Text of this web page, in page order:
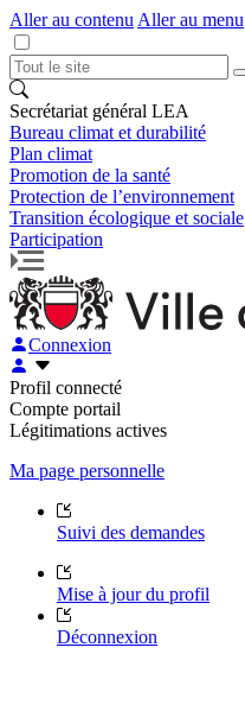
Aller au contenu Aller au menu
Secrétariat général LEA
Bureau climat et durabilité
Plan climat
Promotion de la santé
Protection de l’environnement
Transition écologique et sociale
Participation
Connexion
Profil connecté
Compte portail
Légitimations actives
Ma page personnelle
Suivi des demandes
Mise à jour du profil
Déconnexion